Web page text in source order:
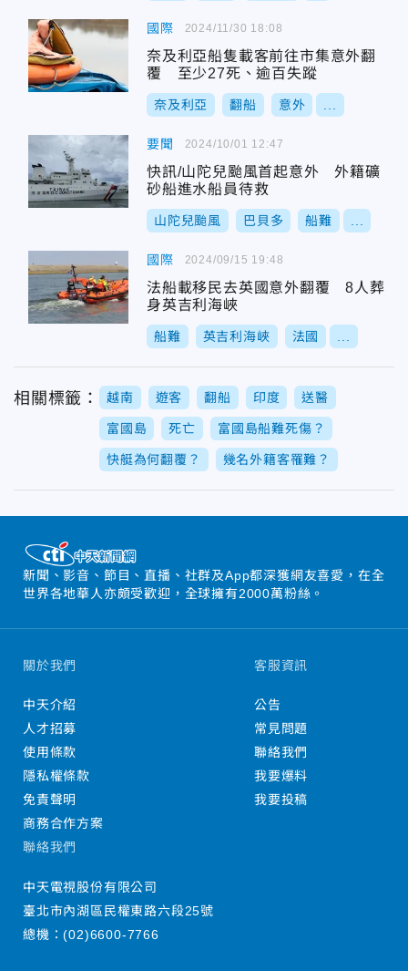
國際
奈及利亞船隻載客前往市集意外翻
覆 至少27死、逾百失蹤
奈及利亞 翻船 意外
2024/11/30 18:08
要聞
快訊/山陀兒颱風首起意外 外籍礦
砂船進水船員待救
山陀兒颱風 巴貝多 船難
2024/10/01 12:47
國際
法船載移民去英國意外翻覆 8人葬
身英吉利海峽
船難 英吉利海峽 法國
2024/09/15 19:48
相關標籤： 越南 遊客 翻船 印度 送醫
富國島 死亡 富國島船難死傷？
快艇為何翻覆？ 幾名外籍客罹難？
新聞、影音、節目、直播、社群及App都深獲網友喜愛，在全
世界各地華人亦頗受歡迎，全球擁有2000萬粉絲。
關於我們
中天介紹
人才招募
使用條款
隱私權條款
免責聲明
商務合作方案
客服資訊
公告
常見問題
聯絡我們
我要爆料
我要投稿
聯絡我們
中天電視股份有限公司
臺北市內湖區民權東路六段25號
總機：(02)6600-7766